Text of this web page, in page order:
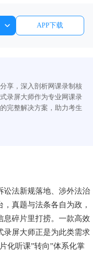
APP下载
享，深入剖析网课录制核
录屏大师作为专业网课录
完整解决方案，助力考生
讼法新规落地、涉外法治
真题与法条各自为政，
息碎片里打捞。一款高效
录屏大师正是为此类需求
化听课”转向”体系化掌